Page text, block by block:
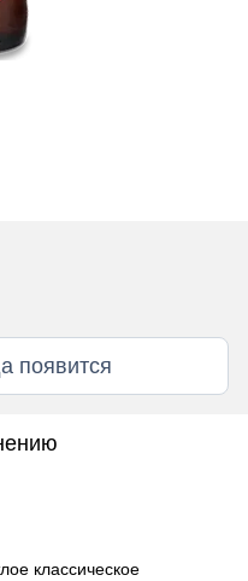
появится
классическое